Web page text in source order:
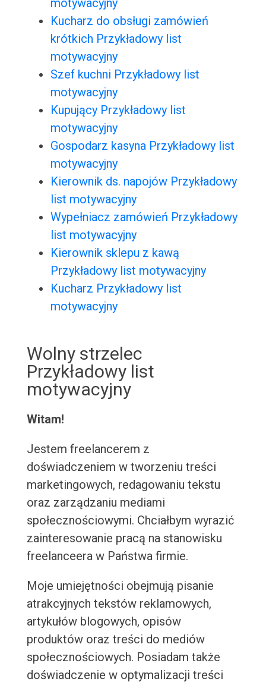
motywacyjny
Kucharz do obsługi zamówień
krótkich Przykładowy list
motywacyjny
Szef kuchni Przykładowy list
motywacyjny
Kupujący Przykładowy list
motywacyjny
Gospodarz kasyna Przykładowy list
motywacyjny
Kierownik ds. napojów Przykładowy
list motywacyjny
Wypełniacz zamówień Przykładowy
list motywacyjny
Kierownik sklepu z kawą
Przykładowy list motywacyjny
Kucharz Przykładowy list
motywacyjny
Wolny strzelec
Przykładowy list
motywacyjny
Witam!
Jestem freelancerem z
doświadczeniem w tworzeniu treści
marketingowych, redagowaniu tekstu
oraz zarządzaniu mediami
społecznościowymi. Chciałbym wyrazić
zainteresowanie pracą na stanowisku
freelanceera w Państwa firmie.
Moje umiejętności obejmują pisanie
atrakcyjnych tekstów reklamowych,
artykułów blogowych, opisów
produktów oraz treści do mediów
społecznościowych. Posiadam także
doświadczenie w optymalizacji treści